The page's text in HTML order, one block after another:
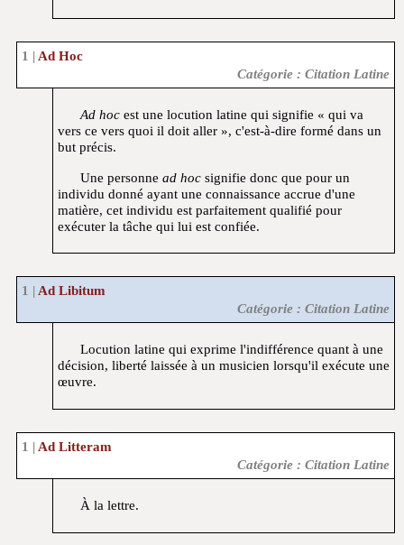
Ad Hoc
Catégorie : Citation Latine
Ad hoc est une locution latine qui signifie « qui va
vers ce vers quoi il doit aller », c'est-à-dire formé dans un
but précis.
Une personne ad hoc signifie donc que pour un
individu donné ayant une connaissance accrue d'une
matière, cet individu est parfaitement qualifié pour
exécuter la tâche qui lui est confiée.
Ad Libitum
Catégorie : Citation Latine
Locution latine qui exprime l'indifférence quant à une
décision, liberté laissée à un musicien lorsqu'il exécute une
œuvre.
Ad Litteram
Catégorie : Citation Latine
À la lettre.